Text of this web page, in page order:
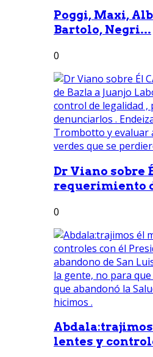
Poggi, Maxi,
Bartolo, Negri...
0
Dr Viano sobre
requerimiento
0
lentes y